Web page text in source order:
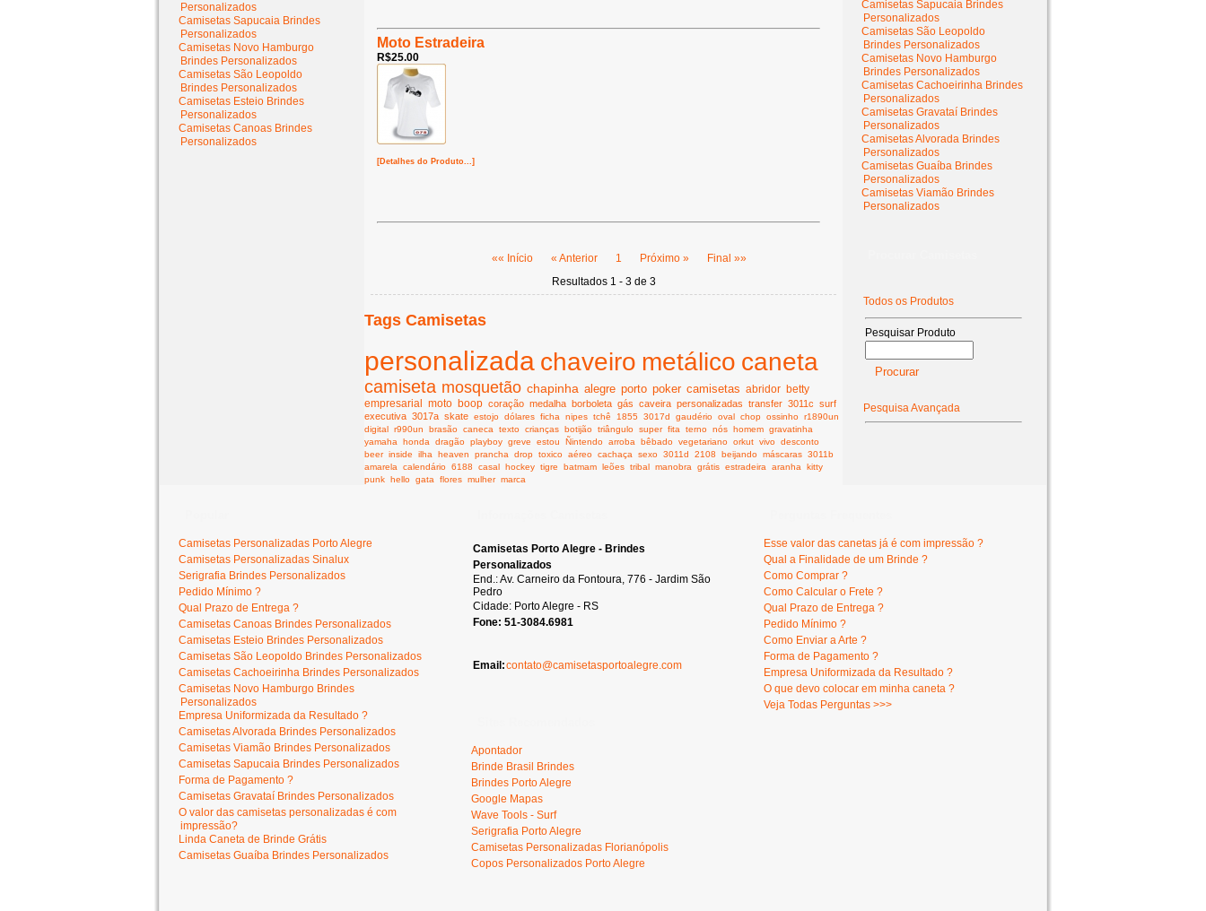
Personalizados
Camisetas Sapucaia Brindes
Personalizados
Camisetas Novo Hamburgo
Brindes Personalizados
Camisetas São Leopoldo
Brindes Personalizados
Camisetas Esteio Brindes
Personalizados
Camisetas Canoas Brindes
Personalizados
Moto Estradeira
R$25.00
[Detalhes do Produto...]
«« Início « Anterior 1 Próximo »
Final »»
Resultados 1 - 3 de 3
Tags Camisetas
personalizada chaveiro metálico caneta
camiseta mosquetão chapinha alegre porto poker camisetas abridor betty
empresarial moto boop coração medalha borboleta gás caveira personalizadas transfer 3011c surf
executiva 3017a skate estojo dólares ficha nipes tchê 1855 3017d gaudério oval chop ossinho r1890un
digital r990un brasão caneca texto crianças botijão triângulo super fita terno nós homem gravatinha
yamaha
honda dragão playboy greve estou Ñintendo arroba bêbado vegetariano orkut vivo desconto
beer inside ilha heaven prancha drop toxico aéreo cachaça sexo 3011d 2108 beijando máscaras 3011b
amarela
calendário 6188 casal hockey tigre batmam leões tribal manobra grátis estradeira aranha
kitty
punk hello gata flores mulher marca
Camisetas Sapucaia Brindes
Personalizados
Camisetas São Leopoldo
Brindes Personalizados
Camisetas Novo Hamburgo
Brindes Personalizados
Camisetas Cachoeirinha Brindes
Personalizados
Camisetas Gravataí Brindes
Personalizados
Camisetas Alvorada Brindes
Personalizados
Camisetas Guaíba Brindes
Personalizados
Camisetas Viamão Brindes
Personalizados
Todos os Produtos
Pesquisar Produto
Pesquisa Avançada
Camisetas Personalizadas Porto Alegre
Camisetas Personalizadas Sinalux
Serigrafia Brindes Personalizados
Pedido Mínimo ?
Qual Prazo de Entrega ?
Camisetas Canoas Brindes Personalizados
Camisetas Esteio Brindes Personalizados
Camisetas São Leopoldo Brindes Personalizados
Camisetas Cachoeirinha Brindes Personalizados
Camisetas Novo Hamburgo Brindes
Personalizados
Empresa Uniformizada da Resultado ?
Camisetas Alvorada Brindes Personalizados
Camisetas Viamão Brindes Personalizados
Camisetas Sapucaia Brindes Personalizados
Forma de Pagamento ?
Camisetas Gravataí Brindes Personalizados
O valor das camisetas personalizadas é com
impressão?
Linda Caneta de Brinde Grátis
Camisetas Guaíba Brindes Personalizados
Camisetas Porto Alegre - Brindes
Personalizados
End.: Av. Carneiro da Fontoura, 776 - Jardim São
Pedro
Cidade: Porto Alegre - RS
Fone: 51-3084.6981
Email:contato@camisetasportoalegre.com
Apontador
Brinde Brasil Brindes
Brindes Porto Alegre
Google Mapas
Wave Tools - Surf
Serigrafia Porto Alegre
Camisetas Personalizadas Florianópolis
Copos Personalizados Porto Alegre
Esse valor das canetas já é com impressão ?
Qual a Finalidade de um Brinde ?
Como Comprar ?
Como Calcular o Frete ?
Qual Prazo de Entrega ?
Pedido Mínimo ?
Como Enviar a Arte ?
Forma de Pagamento ?
Empresa Uniformizada da Resultado ?
O que devo colocar em minha caneta ?
Veja Todas Perguntas >>>